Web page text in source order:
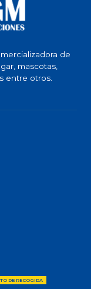
de
mascotas,
entre otros.
DE RECOGIDA